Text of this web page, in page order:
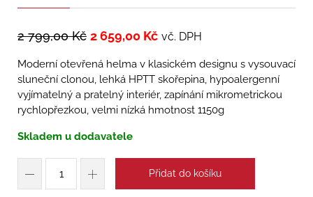
2 799,00Kč 2 659,00 Kč vč. DPH
Moderní otevřená helma v klasickém designu s vysouvací
sluneční clonou, lehká HPTT skořepina, hypoalergenní
vyjímatelný a pratelný interiér, zapínání mikrometrickou
rychlopřezkou, velmi nízká hmotnost 1150g
Skladem u dodavatele
Přidat do košíku